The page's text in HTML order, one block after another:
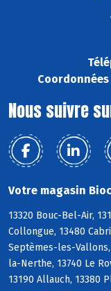
Coordonnées
Nous suivre
Votre magasin
13320 Bouc-Bel-Air,
Collongue, 13480
Septèmes-les-Vallons,
la-Nerthe, 13740 Le
13190 Allauch, 13380